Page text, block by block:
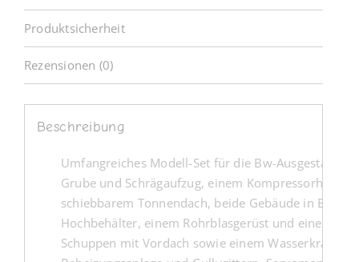
Produktsicherheit
Rezensionen (0)
Beschreibung
Umfangreiches Modell-Set für die Bw-
Grube und Schrägaufzug, einem Kompressorhaus
schiebbarem Tonnendach, beide Gebäude in
Hochbehälter, einem Rohrblasgerüst und einem
Schuppen mit Vordach sowie einem Wasserkran